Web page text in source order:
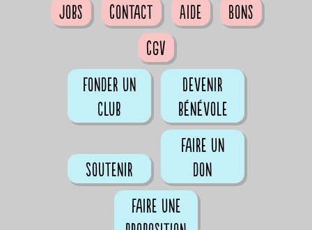
Jobs
Contact Aide
Bons
CGV
Fonder un
club
Devenir
bénévole
Soutenir
Faire un
don
Faire une